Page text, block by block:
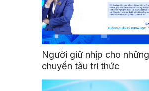
Người giữ nhịp cho những
chuyến tàu tri thức